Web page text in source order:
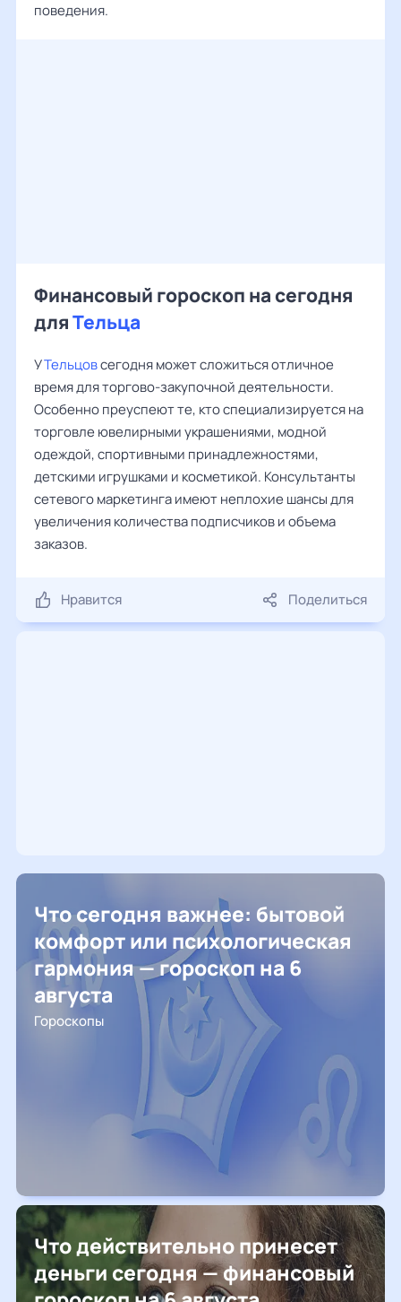
поведения.
Финансовый гороскоп на сегодня
дляТельца
УТельцовсегодня может сложиться отличное
время для торгово-закупочной деятельности.
Особенно преуспеют те, кто специализируется на
торговле ювелирными украшениями, модной
одеждой, спортивными принадлежностями,
детскими игрушками и косметикой. Консультанты
сетевого маркетинга имеют неплохие шансы для
увеличения количества подписчиков и объема
заказов.
Нравится Поделиться
Что сегодня важнее: бытовой
комфорт или психологическая
гармония — гороскоп на 6
августа
Гороскопы
Что действительно принесет
деньги сегодня — финансовый